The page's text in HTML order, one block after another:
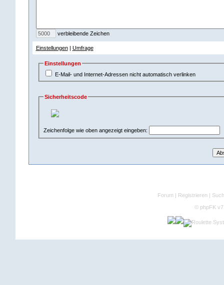
verbleibende Zeichen
Einstellungen| Umfrage
Einstellungen
E-Mail- und Internet-Adressen nicht automatisch verlinken
Sicherheitscode
Zeichenfolge wie oben angezeigt eingeben:
Forum | Registrieren |
© phpFK